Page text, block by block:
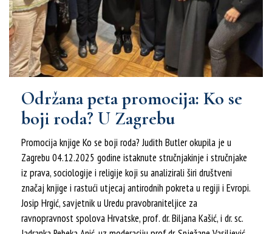
Održana peta promocija: Ko se
boji roda? U Zagrebu
Promocija knjige Ko se boji roda? Judith Butler okupila je u
Zagrebu 04.12.2025 godine istaknute stručnjakinje i stručnjake
iz prava, sociologije i religije koji su analizirali širi društveni
značaj knjige i rastući utjecaj antirodnih pokreta u regiji i Evropi.
Josip Hrgić, savjetnik u Uredu pravobraniteljice za
ravnopravnost spolova Hrvatske, prof. dr. Biljana Kašić, i dr. sc.